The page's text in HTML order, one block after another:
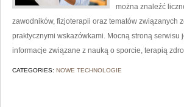
można znaleźć
zawodników, fizjoterapii oraz tematów związanych
praktycznymi wskazówkami. Mocną stroną
informacje związane z nauką o sporcie, terapią
CATEGORIES: NOWE TECHNOLOGIE